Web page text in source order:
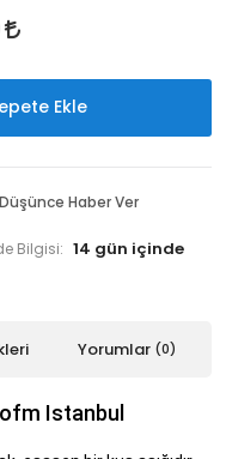
Ekle
Düşünce Haber Ver
Bilgisi:
Yorumlar (0)
Istanbul